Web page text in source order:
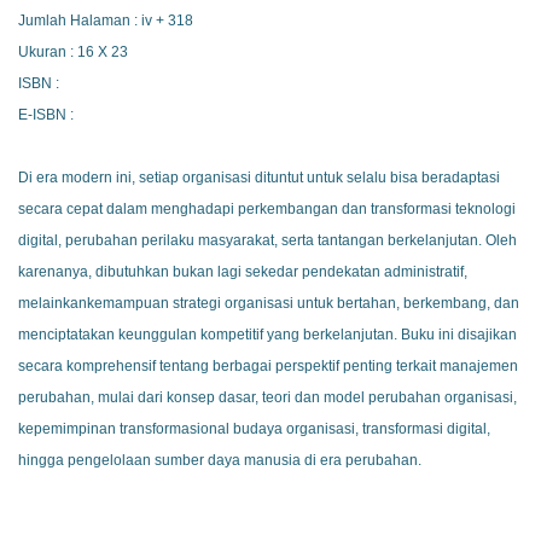
Jumlah Halaman : iv + 318
Ukuran : 16 X 23
ISBN :
E-ISBN :
Di era modern ini, setiap organisasi dituntut untuk selalu bisa beradaptasi
secara cepat dalam menghadapi perkembangan dan transformasi teknologi
digital, perubahan perilaku masyarakat, serta tantangan berkelanjutan. Oleh
karenanya, dibutuhkan bukan lagi sekedar pendekatan administratif,
melainkankemampuan strategi organisasi untuk bertahan, berkembang, dan
menciptatakan keunggulan kompetitif yang berkelanjutan. Buku ini disajikan
secara komprehensif tentang berbagai perspektif penting terkait manajemen
perubahan, mulai dari konsep dasar, teori dan model perubahan organisasi,
kepemimpinan transformasional budaya organisasi, transformasi digital,
hingga pengelolaan sumber daya manusia di era perubahan.